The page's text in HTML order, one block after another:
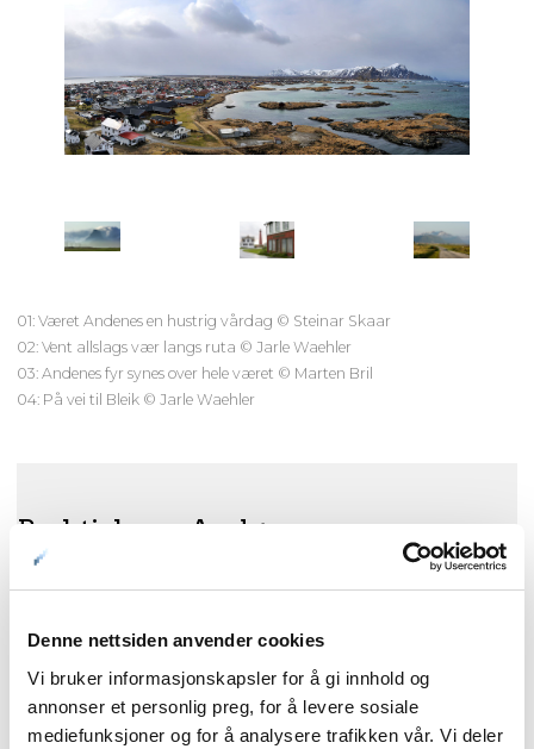
Denne nettsiden anvender cookies
Vi bruker informasjonskapsler for å gi innhold og
annonser et personlig preg, for å levere sosiale
mediefunksjoner og for å analysere trafikken vår. Vi deler
01: Været Andenes en hustrig vårdag © Steinar Skaar
02: Vent allslags vær langs ruta © Jarle Waehler
03: Andenes fyr synes over hele været © Marten Bril
04: På vei til Bleik © Jarle Waehler
Praktisk om Andøya
Hvor kan jeg få mer informasjon om Vesterålen og
Andøya?
Når på året bør jeg dra til Andøya?
Hvor bør jeg overnatte?